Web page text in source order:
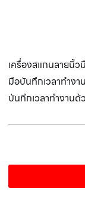
เครื่องสแกนลายนิ้
มือบันทึกเวลาทำง
บันทึกเวลาทำงาน